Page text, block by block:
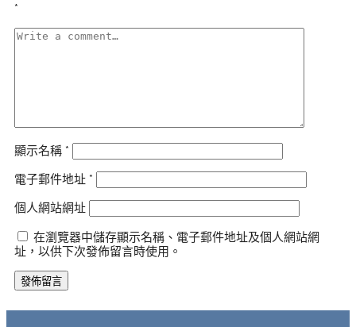
*
顯示名稱 *
電子郵件地址 *
個人網站網址
在瀏覽器中儲存顯示名稱、電子郵件地址及個人網站網
址，以供下次發佈留言時使用。